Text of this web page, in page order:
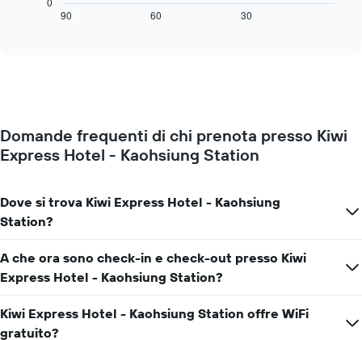
indicare
presenta
1
asse
indicare
il
prezzo
medio
una
camera
mano
a
mano
ci
si
avvicina
alla
data
del
soggiorno
Il
grafico
90 60 30
Domande frequenti di chi prenota presso Kiwi
Express Hotel - Kaohsiung Station
Dove si trova Kiwi Express Hotel - Kaohsiung
Station?
A che ora sono check-in e check-out presso Kiwi
Express Hotel - Kaohsiung Station?
Kiwi Express Hotel - Kaohsiung Station offre WiFi
gratuito?